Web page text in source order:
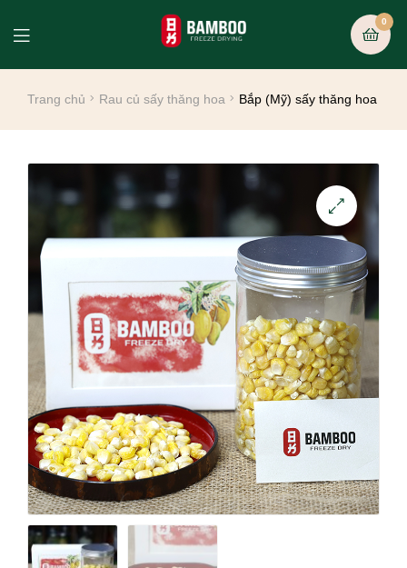
0
Trang chủ Rau củ sấy thăng hoa Bắp (Mỹ) sấy thăng hoa